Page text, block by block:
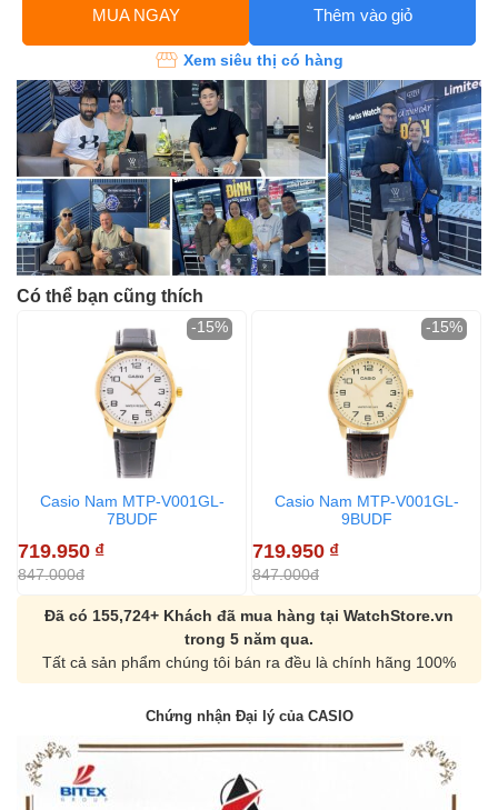
MUA NGAY Thêm vào giỏ
Xem siêu thị có hàng
Có thể bạn cũng thích
Casio Nam MTP-V001GL-
7BUDF
719.950 ₫
847.000đ
-15%
Casio Nam MTP-V001GL-
9BUDF
719.950 ₫
847.000đ
-15%
Đã có 155,724+ Khách đã mua hàng tại WatchStore.vn
trong 5 năm qua.
Tất cả sản phẩm chúng tôi bán ra đều là chính hãng 100%
Chứng nhận Đại lý của CASIO